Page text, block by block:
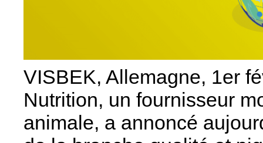
VISBEK, Allemagne, 1er
Nutrition, un fournisseur
animale, a annoncé